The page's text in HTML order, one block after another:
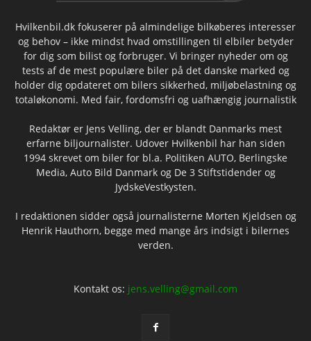
Hvilkenbil.dk fokuserer på almindelige bilkøberes interesser
og behov – ikke mindst hvad omstillingen til elbiler betyder
for dig som bilist og forbruger. Vi bringer nyheder om og
tests af de mest populære biler på det danske marked og
holder dig opdateret om bilers sikkerhed, miljøbelastning og
totaløkonomi. Med fair, fordomsfri og uafhængig journalistik
Redaktør er Jens Velling, der er blandt Danmarks mest
erfarne biljournalister. Udover Hvilkenbil har han siden
1994 skrevet om biler for bl.a. Politiken AUTO, Berlingske
Media, Auto Bild Danmark og De 3 Stiftstidender og
JydskeVestkysten.
I redaktionen sidder også journalisterne Morten Kjeldsen og
Henrik Hauthorn, begge med mange års indsigt i bilernes
verden.
Kontakt os: jens.velling@gmail.com